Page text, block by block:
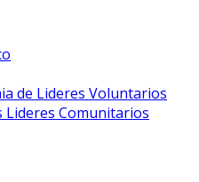
de Lideres Voluntarios
Lideres Comunitarios